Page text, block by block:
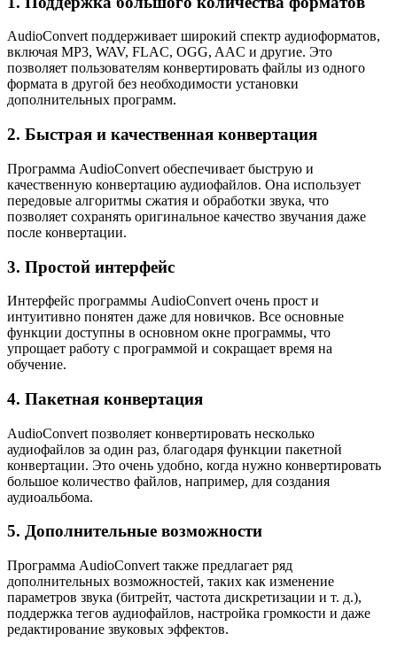
AudioConvert поддерживает широкий спектр аудиоформатов,
включая MP3, WAV, FLAC, OGG, AAC и другие. Это
позволяет пользователям конвертировать файлы из одного
формата в другой без необходимости установки
дополнительных программ.
2. Быстрая и качественная конвертация
Программа AudioConvert обеспечивает быструю и
качественную конвертацию аудиофайлов. Она использует
передовые алгоритмы сжатия и обработки звука, что
позволяет сохранять оригинальное качество звучания даже
после конвертации.
3. Простой интерфейс
Интерфейс программы AudioConvert очень прост и
интуитивно понятен даже для новичков. Все основные
функции доступны в основном окне программы, что
упрощает работу с программой и сокращает время на
обучение.
4. Пакетная конвертация
AudioConvert позволяет конвертировать несколько
аудиофайлов за один раз, благодаря функции пакетной
конвертации. Это очень удобно, когда нужно конвертировать
большое количество файлов, например, для создания
аудиоальбома.
5. Дополнительные возможности
Программа AudioConvert также предлагает ряд
дополнительных возможностей, таких как изменение
параметров звука (битрейт, частота дискретизации и т. д.),
поддержка тегов аудиофайлов, настройка громкости и даже
редактирование звуковых эффектов.